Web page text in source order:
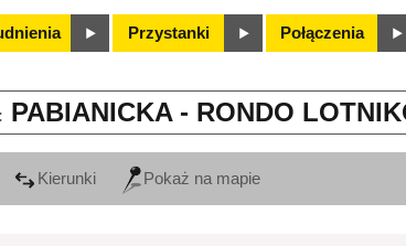
Przystanki Połączenia
PABIANICKA - RONDO
Kierunki Pokaż na mapie